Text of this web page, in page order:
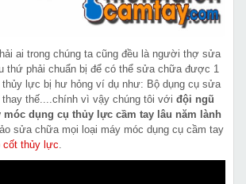
ai trong chúng ta cũng đều là người thợ sửa
thứ phải chuẩn bị để có thể sửa chữa được 1
lực bị hư hỏng ví dụ như: Bộ dụng cụ sửa
thế....chính vì vậy chúng tôi với đội ngũ
dụng cụ thủy lực cầm tay lâu năm lành
sửa chữa mọi loại máy móc dụng cụ cầm tay
cốt thủy lực.